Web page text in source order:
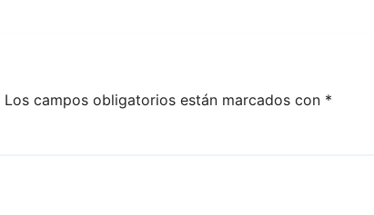
Los campos obligatorios están marcados con *